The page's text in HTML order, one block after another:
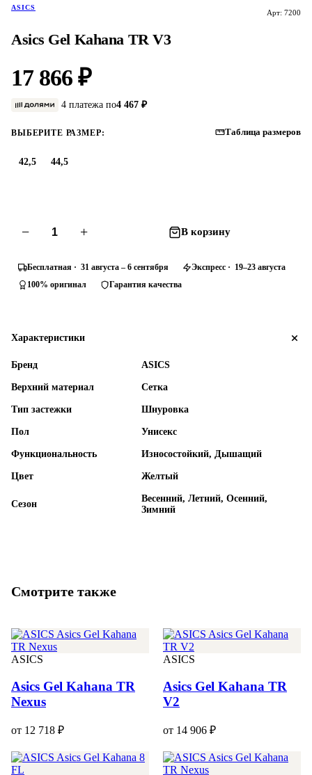
ASICS
Арт: 7200
Asics Gel Kahana TR V3
17 866 ₽
4 платежа по4 467 ₽
ВЫБЕРИТЕ РАЗМЕР: Таблица размеров
42,5 44,5
− + В корзину
Бесплатная · 31 августа – 6 сентября
Экспресс · 19–23 августа
100% оригинал
Гарантия качества
Характеристики
Бренд ASICS
Верхний материал Сетка
Тип застежки Шнуровка
Пол Унисекс
Функциональность Износостойкий, Дышащий
Цвет Желтый
Сезон
Весенний, Летний, Осенний,
Зимний
Смотрите также
ASICS
Asics Gel Kahana TR
Nexus
от 12 718 ₽
ASICS
Asics Gel Kahana TR
V2
от 14 906 ₽